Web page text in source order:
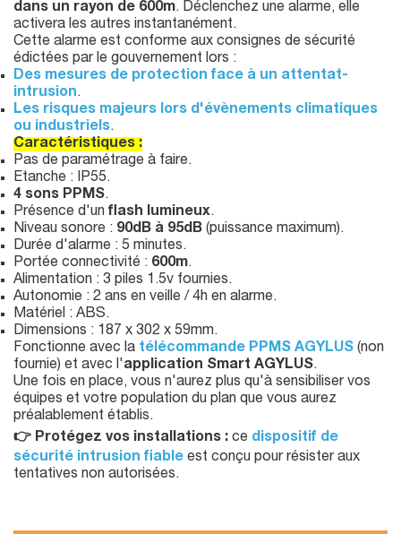
dans un rayon de 600m. Déclenchez une alarme, elle
activera les autres instantanément.
Cette alarme est conforme aux consignes de sécurité
édictées par le gouvernement lors :
Des mesures de protection face à un attentat-
intrusion.
Les risques majeurs lors d'évènements climatiques
ou industriels.
Caractéristiques :
Pas de paramétrage à faire.
Etanche : IP55.
4 sons PPMS.
Présence d'un flash lumineux.
Niveau sonore : 90dB à 95dB (puissance maximum).
Durée d'alarme : 5 minutes.
Portée connectivité : 600m.
Alimentation : 3 piles 1.5v fournies.
Autonomie : 2 ans en veille / 4h en alarme.
Matériel : ABS.
Dimensions : 187 x 302 x 59mm.
Fonctionne avec la télécommande PPMS AGYLUS (non
fournie) et avec l'application Smart AGYLUS.
Une fois en place, vous n'aurez plus qu'à sensibiliser vos
équipes et votre population du plan que vous aurez
préalablement établis.
👉 Protégez vos installations : ce dispositif de
sécurité intrusion fiable est conçu pour résister aux
tentatives non autorisées.